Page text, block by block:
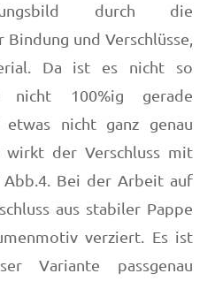
durch die
und Verschlüsse,
Da ist es nicht so
nicht 100%ig gerade
nicht ganz genau
wirkt der Verschluss mit
Bei der Arbeit auf
aus stabiler Pappe
verziert. Es ist
Variante passgenau